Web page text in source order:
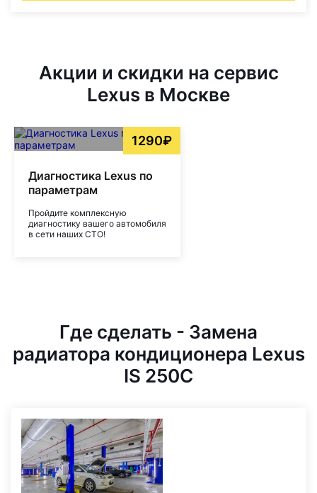
Акции и скидки на сервис
Lexus в Москве
1290₽
Диагностика Lexus по
параметрам
Пройдите комплексную
диагностику вашего автомобиля
в сети наших СТО!
Где сделать - Замена
радиатора кондиционера Lexus
IS 250C